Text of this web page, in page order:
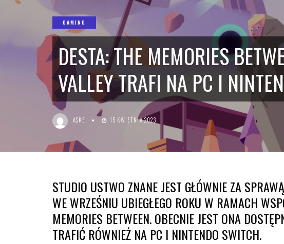
GAMING
DESTA: THE MEMORIES
VALLEY TRAFI NA PC I
ASKE 15 KWIETNIA 2023
STUDIO USTWO ZNANE JEST GŁÓWNIE ZA
WE WRZEŚNIU UBIEGŁEGO ROKU W RAMACH
MEMORIES BETWEEN. OBECNIE JEST ONA
TRAFIĆ RÓWNIEŻ NA PC I NINTENDO SWITCH.